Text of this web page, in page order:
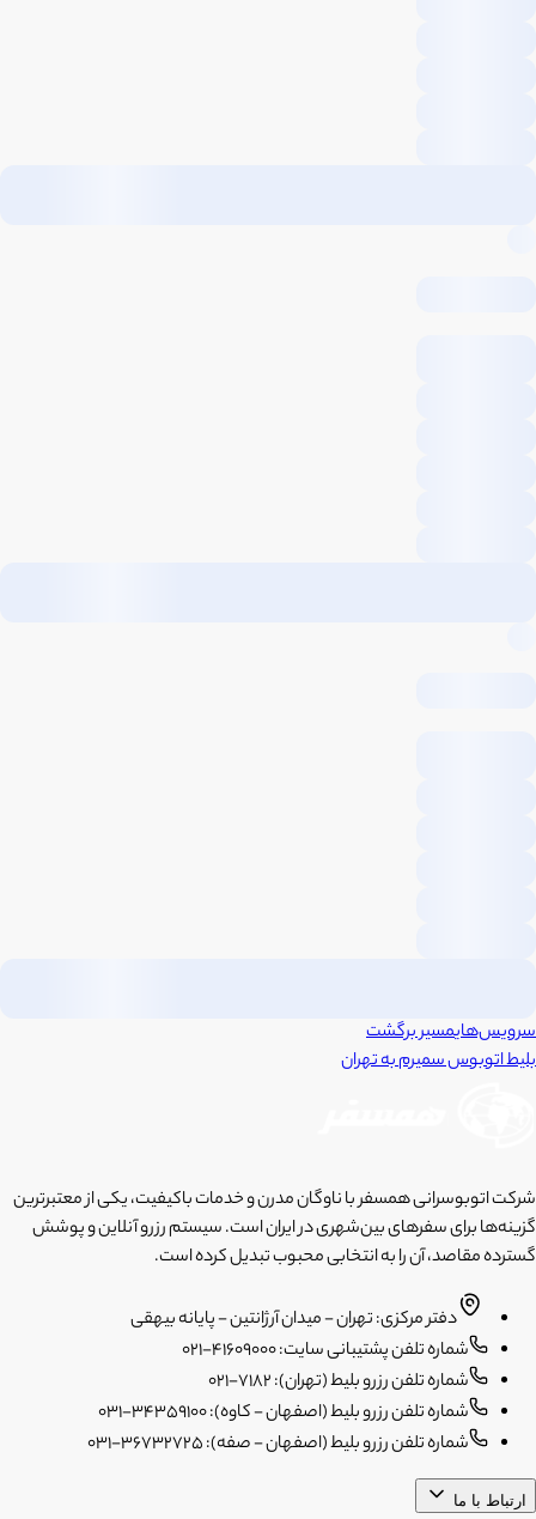
سرویس‌هایمسیر برگشت
بلیط اتوبوسسمیرمبهتهران
شرکت اتوبوسرانی همسفر با ناوگان مدرن و خدمات باکیفیت، یکی از معتبرترین
گزینه‌ها برای سفرهای بین‌شهری در ایران است. سیستم رزرو آنلاین و پوشش
گسترده مقاصد، آن را به انتخابی محبوب تبدیل کرده است.
دفتر مرکزی: تهران - میدان آرژانتین - پایانه بیهقی
شماره تلفن پشتیبانی سایت: 41609000-021
شماره تلفن رزرو بلیط (تهران): 7182-021
شماره تلفن رزرو بلیط (اصفهان - کاوه): 34359100-031
شماره تلفن رزرو بلیط (اصفهان - صفه): 36732725-031
ارتباط با ما